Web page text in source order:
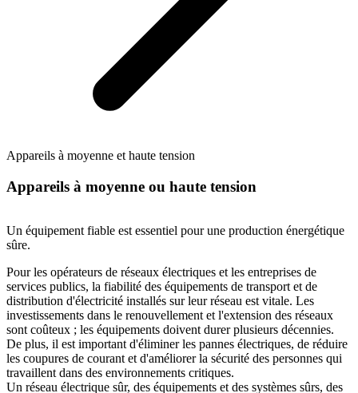
Appareils à moyenne et haute tension
Appareils à moyenne ou haute tension
Un équipement fiable est essentiel pour une production énergétique
sûre.
Pour les opérateurs de réseaux électriques et les entreprises de
services publics, la fiabilité des équipements de transport et de
distribution d'électricité installés sur leur réseau est vitale. Les
investissements dans le renouvellement et l'extension des réseaux
sont coûteux ; les équipements doivent durer plusieurs décennies.
De plus, il est important d'éliminer les pannes électriques, de réduire
les coupures de courant et d'améliorer la sécurité des personnes qui
travaillent dans des environnements critiques.
Un réseau électrique sûr, des équipements et des systèmes sûrs, des